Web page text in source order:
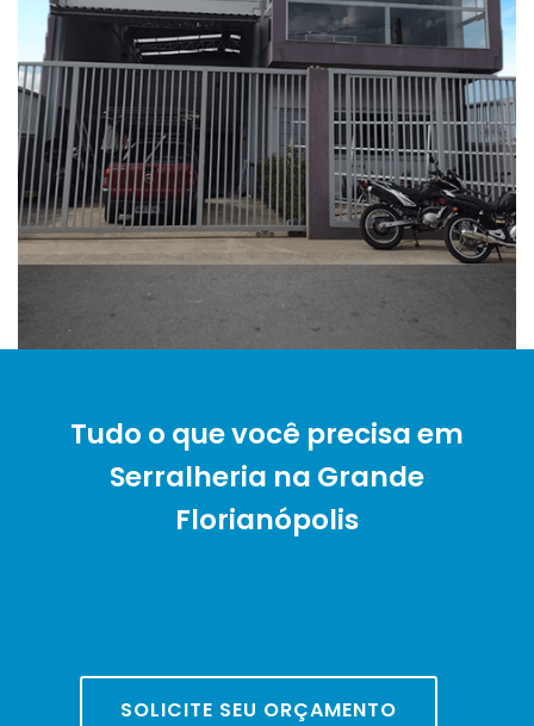
Tudo o que você precisa em
Serralheria na Grande
Florianópolis
SOLICITE SEU ORÇAMENTO